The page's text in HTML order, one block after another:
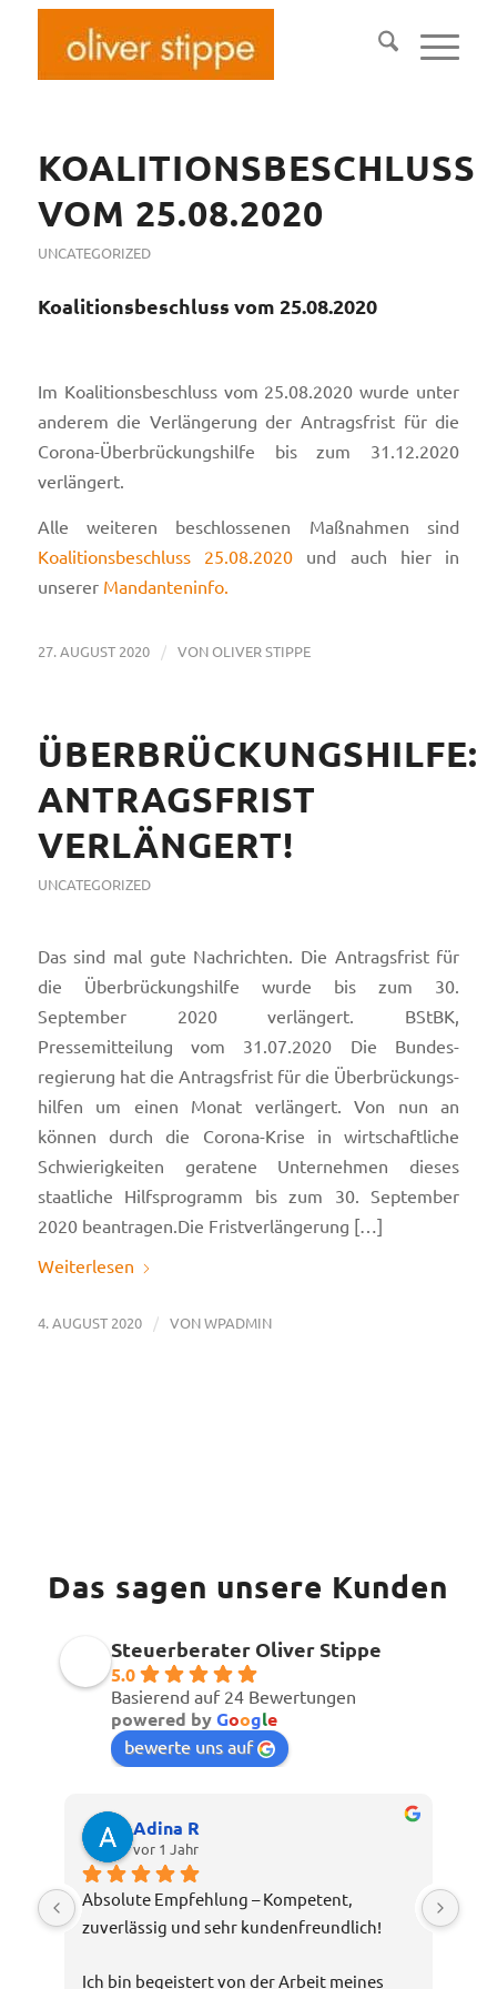
KOALITIONSBESCHLUSS
VOM 25.08.2020
UNCATEGORIZED
Koalitionsbeschluss vom 25.08.2020
Im Koalitionsbeschluss vom 25.08.2020 wurde unter
anderem die Verlängerung der Antragsfrist für die
Corona-Überbrückungshilfe bis zum 31.12.2020
verlängert.
Alle weiteren beschlossenen Maßnahmen sind
Koalitionsbeschluss 25.08.2020und auch hier in
unserer Mandanteninfo.
27. AUGUST 2020 / VONOLIVER STIPPE
ÜBERBRÜCKUNGSHILFE:
ANTRAGSFRIST
VERLÄNGERT!
UNCATEGORIZED
Das sind mal gute Nachrichten. Die Antragsfrist für
die Überbrückungshilfe wurde bis zum 30.
September 2020 verlängert. BStBK,
Pressemitteilung vom 31.07.2020 Die Bundes­
regierung hat die Antragsfrist für die Überbrückungs­
hilfen um einen Monat verlängert. Von nun an
können durch die Corona-Krise in wirtschaftliche
Schwierigkeiten geratene Unternehmen dieses
staatliche Hilfsprogramm bis zum 30. September
2020 beantragen.Die Frist­verlängerung […]
Weiterlesen
4. AUGUST 2020 / VONWPADMIN
Das sagen unsere Kunden
Steuerberater Oliver Stippe
5.0
Basierend auf 24 Bewertungen
powered byGoogle
bewerte uns auf
Adina R
vor 1 Jahr
Absolute Empfehlung – Kompetent,
zuverlässig und sehr kundenfreundlich!
Ich bin begeistert von der Arbeit meines